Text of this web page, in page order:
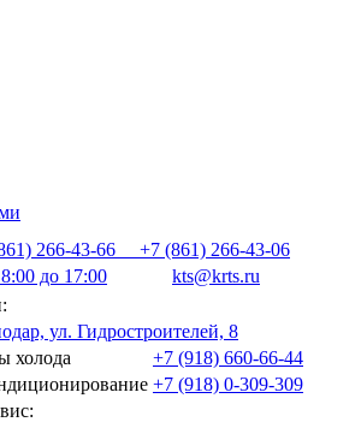
266-43-66
+7 (861) 266-43-06
до 17:00
kts@krts.ru
ул. Гидростроителей, 8
холода
+7 (918) 660-66-44
+7 (918) 0-309-309